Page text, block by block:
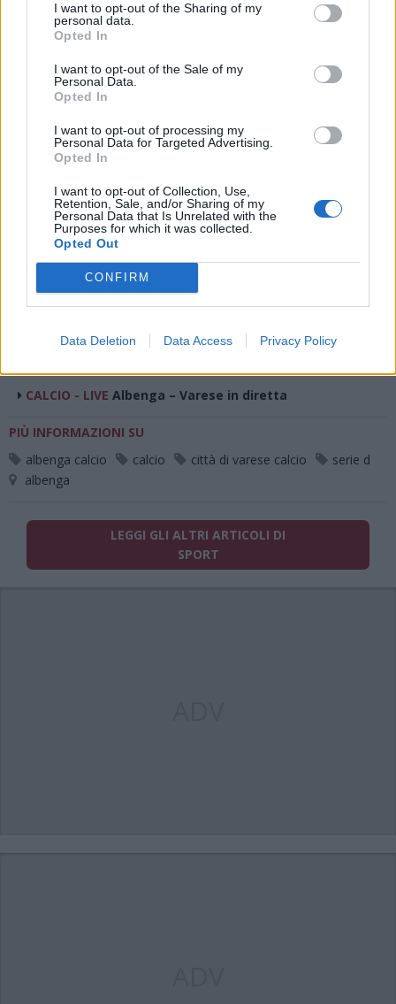
I want to opt-out of the Sharing of my
personal data.
Opted In
I want to opt-out of the Sale of my
Personal Data.
Opted In
I want to opt-out of processing my
Personal Data for Targeted Advertising.
Opted In
I want to opt-out of Collection, Use,
Retention, Sale, and/or Sharing of my
Personal Data that Is Unrelated with the
Purposes for which it was collected.
Opted Out
CONFIRM
Data Deletion Data Access Privacy Policy
Tutti gli eventi
agosto a Materia
Francesco Mazzoleni
francesco.mazzoleni@varesenews.it
Sport e Malnate, passione e territorio per
Abbonati a VareseNews
LEGGI ANCHE
CALCIO - LIVE Albenga – Varese in diretta
PIÙ INFORMAZIONI SU
albenga calcio
calcio città di varese calcio
serie d
albenga
LEGGI GLI ALTRI ARTICOLI DI
SPORT